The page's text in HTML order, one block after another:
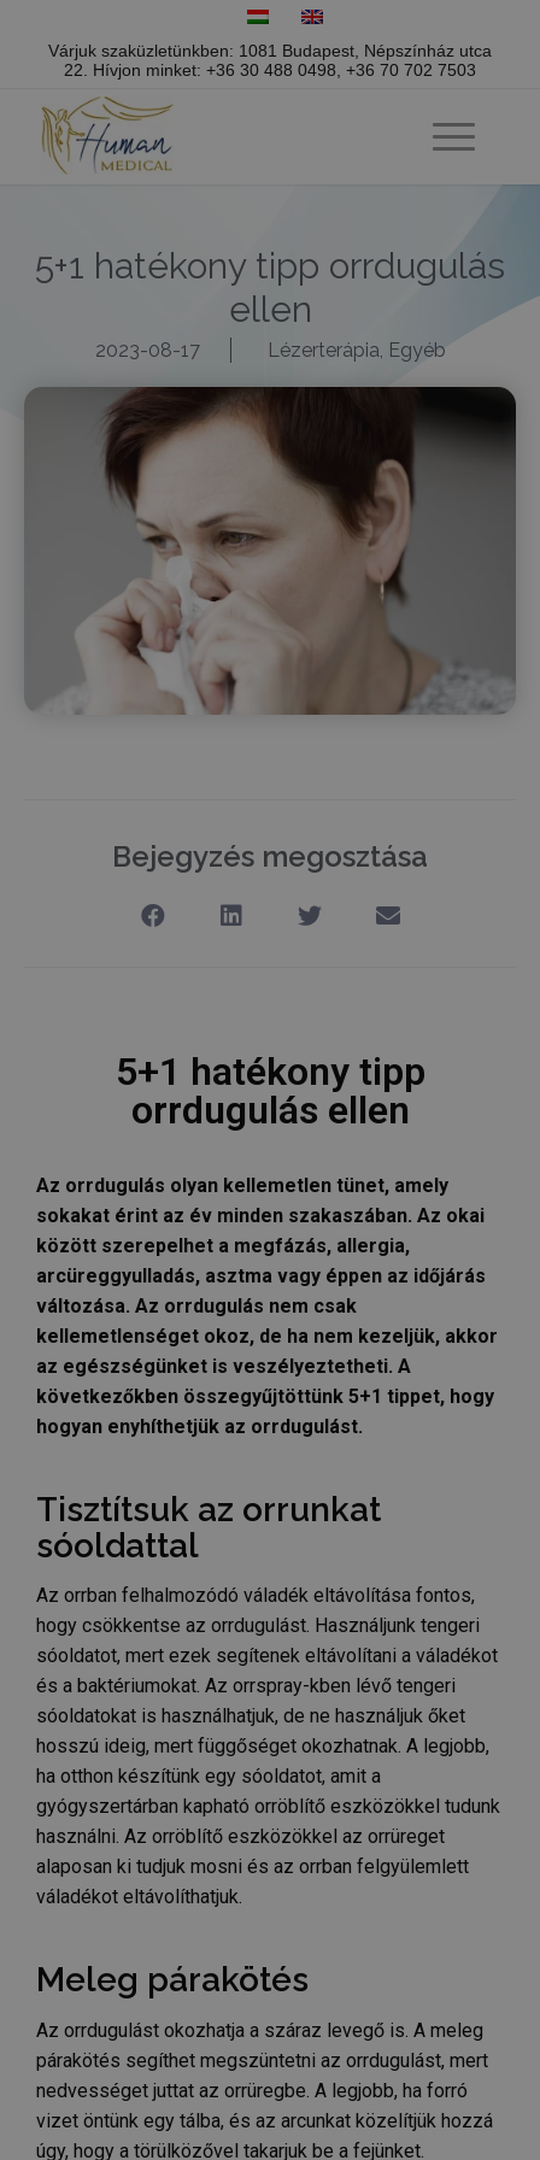
Várjuk szaküzletünkben: 1081 Budapest, Népszínház utca
22. Hívjon minket: +36 30 488 0498 +36 70 702 7503
5+1 hatékony tipp orrdugulás
ellen
2023-08-17 Lézerterápia, Egyéb
Bejegyzés megosztása
5+1 hatékony tipp
orrdugulás ellen
Az orrdugulás olyan kellemetlen tünet, amely
sokakat érint az év minden szakaszában. Az okai
között szerepelhet a megfázás, allergia,
arcüreggyulladás, asztma vagy éppen az időjárás
változása. Az orrdugulás nem csak
kellemetlenséget okoz, de ha nem kezeljük, akkor
az egészségünket is veszélyeztetheti. A
következőkben összegyűjtöttünk 5+1 tippet, hogy
hogyan enyhíthetjük az orrdugulást.
Tisztítsuk az orrunkat
sóoldattal
Az orrban felhalmozódó váladék eltávolítása fontos,
hogy csökkentse az orrdugulást. Használjunk tengeri
sóoldatot, mert ezek segítenek eltávolítani a váladékot
és a baktériumokat. Az orrspray-kben lévő tengeri
sóoldatokat is használhatjuk, de ne használjuk őket
hosszú ideig, mert függőséget okozhatnak. A legjobb,
ha otthon készítünk egy sóoldatot, amit a
gyógyszertárban kapható orröblítő eszközökkel tudunk
használni. Az orröblítő eszközökkel az orrüreget
alaposan ki tudjuk mosni és az orrban felgyülemlett
váladékot eltávolíthatjuk.
Meleg párakötés
Az orrdugulást okozhatja a száraz levegő is. A meleg
párakötés segíthet megszüntetni az orrdugulást, mert
nedvességet juttat az orrüregbe. A legjobb, ha forró
vizet öntünk egy tálba, és az arcunkat közelítjük hozzá
úgy, hogy a törülközővel takarjuk be a fejünket.